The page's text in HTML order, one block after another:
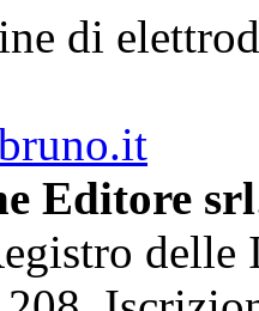
di
Editore srl
delle